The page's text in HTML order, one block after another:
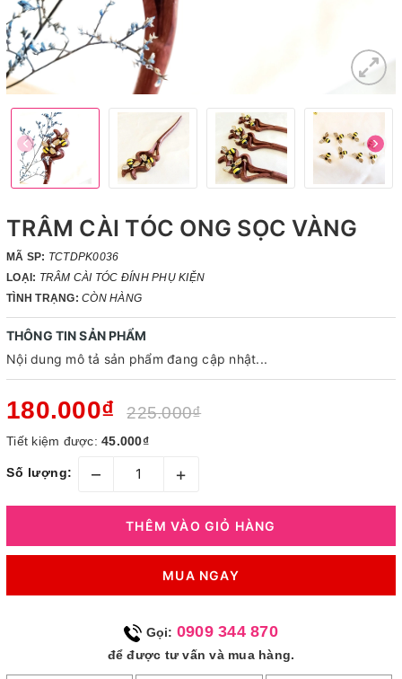
TRÂM CÀI TÓC ONG SỌC VÀNG
MÃ SP: TCTDPK0036
LOẠI: TRÂM CÀI TÓC ĐÍNH PHỤ KIỆN
TÌNH TRẠNG: CÒN HÀNG
THÔNG TIN SẢN PHẨM
Nội dung mô tả sản phẩm đang cập nhật...
180.000₫ 225.000₫
Tiết kiệm được: 45.000₫
Số lượng: – +
THÊM VÀO GIỎ HÀNG
MUA NGAY
Gọi: 0909 344 870
để được tư vấn và mua hàng.